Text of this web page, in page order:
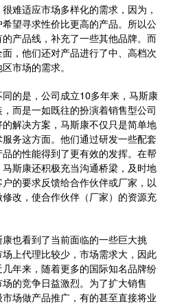
难适应市场多样化的需求，因为，
望寻求性价比更高的产品。所以公
产品线，补充了一些其他品牌。而
，他们还对产品进行了中、高档次
市场的需求。
的是，公司成立10多年来，马斯康
而是一如既往的扮演着销售型公司
解决方案，马斯康不仅只是简单地
务这方面。他们通过研发一些配套
的性能得到了更有效的发挥。在帮
斯康还积极充当沟通桥梁，及时地
的要求反馈给合作伙伴或厂家，以
改，使合作伙伴（厂家）的资源充
也看到了当前面临的一些巨大挑
上代理比较少，市场需求大，因此
年来，随着更多的国际知名品牌纷
的竞争日益激烈。为了扩大销售
场做产品推广，有的甚至直接将业